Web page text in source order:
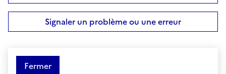
Signaler un problème ou une erreur
Fermer